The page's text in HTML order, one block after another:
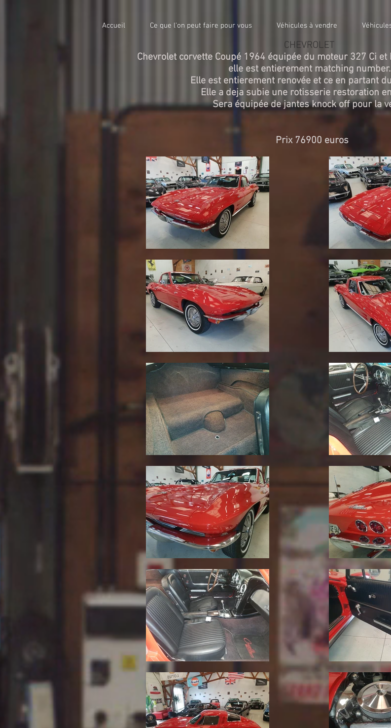
Accueil Ce que l'on peut faire pour vous Véhicules à vendre
CHEVROLET
Chevrolet corvette Coupé 1964 équipée du moteur 327 Ci
elle est entierement matching number.
Elle est entierement renovée et ce en partant
Elle a deja subie une rotisserie restoration
Sera équipée de jantes knock off pour la
Prix 76900 euros